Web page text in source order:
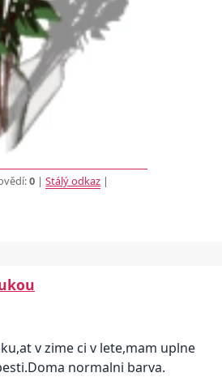
0 |Stálý odkaz |
v zime ci v lete,mam uplne
normalni barva.